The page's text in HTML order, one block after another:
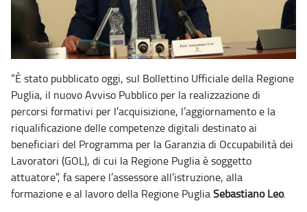
“È stato pubblicato oggi, sul Bollettino Ufficiale della Regione
Puglia, il nuovo Avviso Pubblico per la realizzazione di
percorsi formativi per l’acquisizione, l’aggiornamento e la
riqualificazione delle competenze digitali destinato ai
beneficiari del Programma per la Garanzia di Occupabilità dei
Lavoratori (GOL), di cui la Regione Puglia è soggetto
attuatore”, fa sapere l’assessore all’istruzione, alla
formazione e al lavoro della Regione PugliaSebastiano Leo.